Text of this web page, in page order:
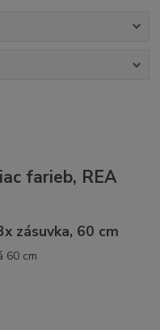
farieb, REA
zásuvka, 60 cm
60 cm